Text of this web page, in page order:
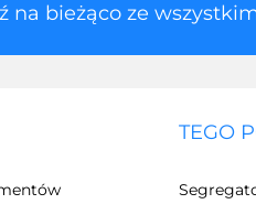
na bieżąco ze
TEGO